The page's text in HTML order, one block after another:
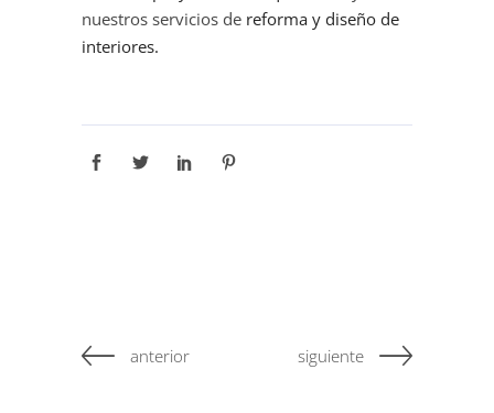
nuestros servicios de reforma y diseño de
interiores.
anterior siguiente